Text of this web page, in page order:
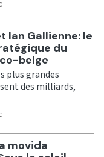
Ian Gallienne: le
du
belge
plus grandes
des milliards,
movida